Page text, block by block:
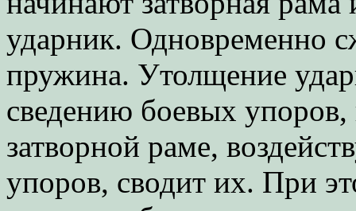
ударник. Одновременно
пружина. Утолщение
сведению боевых
затворной раме,
упоров, сводит их. При